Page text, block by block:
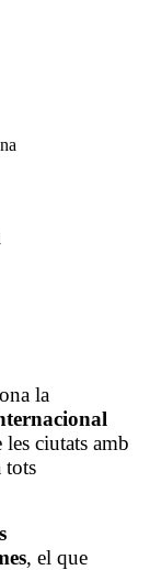
la
les ciutats amb
tots
, el que